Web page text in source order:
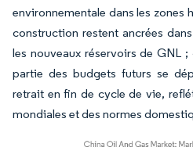
environnementale dans les zones
construction restent ancrées
les nouveaux réservoirs de GNL
partie des budgets futurs se
retrait en fin de cycle de vie,
mondiales et des normes